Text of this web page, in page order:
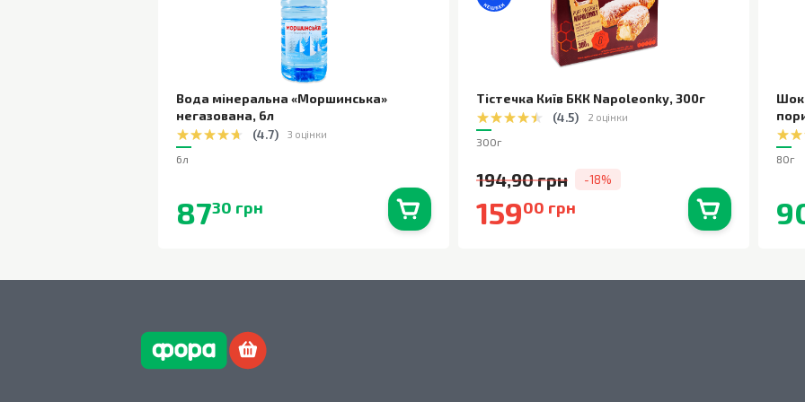
Вода мінеральна «Моршинська»
негазована, 6л
(4.7) 3 оцінки
6л
8730 грн
Тістечка Київ БКК Napoleonky, 300г
(4.5) 2 оцінки
300г
194,90 грн -18%
15900 грн
80г